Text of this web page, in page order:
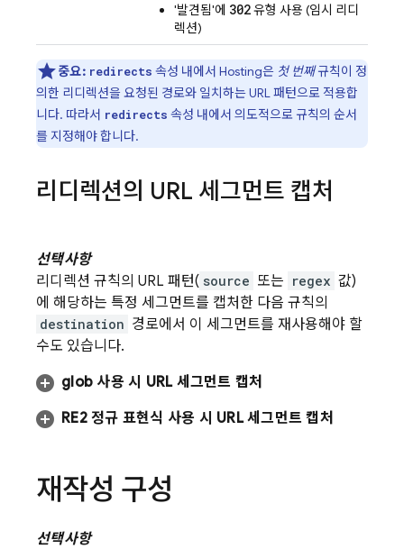
'발견됨'에 302유형 사용 (임시 리디
렉션)
중요: redirects 속성 내에서 Hosting은 첫 번째규칙이 정
의한 리디렉션을 요청된 경로와 일치하는 URL 패턴으로 적용합
니다. 따라서 redirects 속성 내에서 의도적으로 규칙의 순서
를 지정해야 합니다.
리디렉션의 URL 세그먼트 캡처
선택사항
리디렉션 규칙의 URL 패턴( source 또는 regex 값)
에 해당하는 특정 세그먼트를 캡처한 다음 규칙의
destination 경로에서 이 세그먼트를 재사용해야 할
수도 있습니다.
glob 사용 시 URL 세그먼트 캡처
RE2 정규 표현식 사용 시 URL 세그먼트 캡처
재작성 구성
선택사항